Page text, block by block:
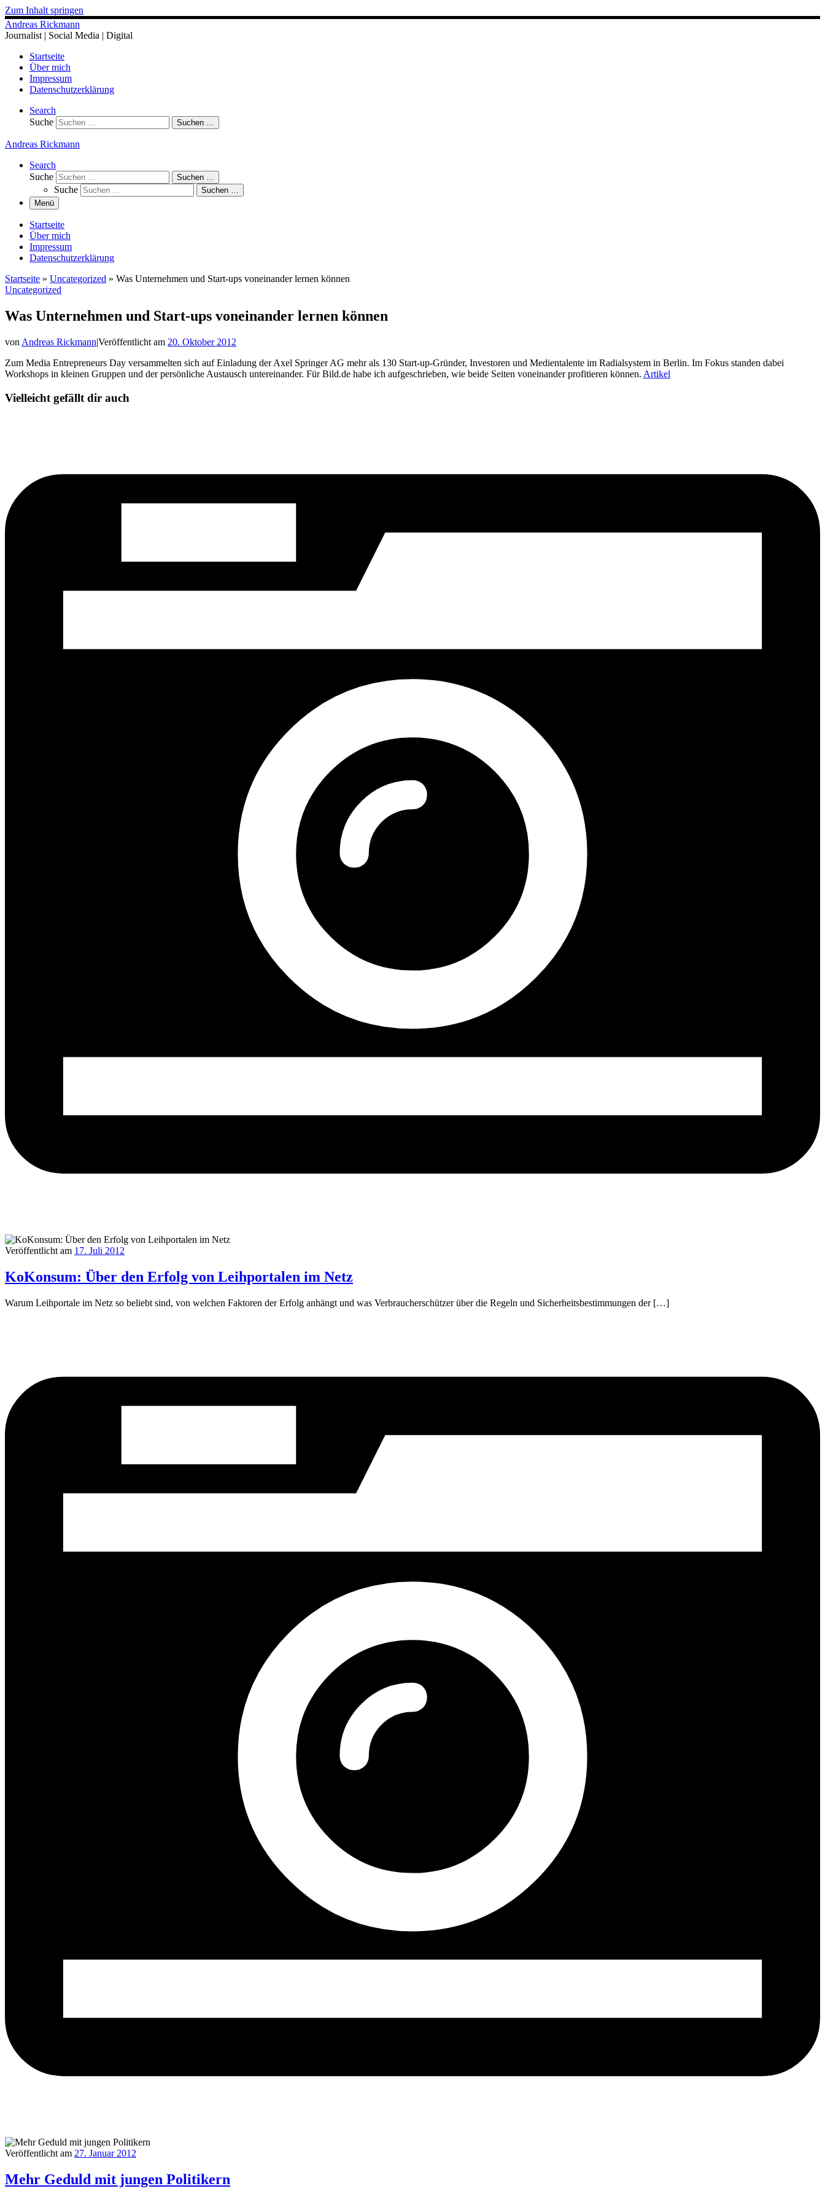
Zum Inhalt springen
Andreas Rickmann
Journalist | Social Media | Digital
Startseite
Über mich
Impressum
Datenschutzerklärung
Search
Suche
Suchen …
Andreas Rickmann
Search
Suche
Suchen …
Suche
Suchen …
Menü
Startseite
Über mich
Impressum
Datenschutzerklärung
Startseite » Uncategorized » Was Unternehmen und Start-ups voneinander lernen können
Uncategorized
Was Unternehmen und Start-ups voneinander lernen können
von Andreas Rickmann|Veröffentlicht am 20. Oktober 2012
Zum Media Entrepreneurs Day versammelten sich auf Einladung der Axel Springer AG mehr als 130 Start-up-Gründer, Investoren und Medientalente im Radialsystem in Berlin. Im Fokus standen dabei
Workshops in kleinen Gruppen und der persönliche Austausch untereinander. Für Bild.de habe ich aufgeschrieben, wie beide Seiten voneinander profitieren können. Artikel
Vielleicht gefällt dir auch
Veröffentlicht am 17. Juli 2012
KoKonsum: Über den Erfolg von Leihportalen im Netz
Warum Leihportale im Netz so beliebt sind, von welchen Faktoren der Erfolg anhängt und was Verbraucherschützer über die Regeln und Sicherheitsbestimmungen der […]
Veröffentlicht am 27. Januar 2012
Mehr Geduld mit jungen Politikern